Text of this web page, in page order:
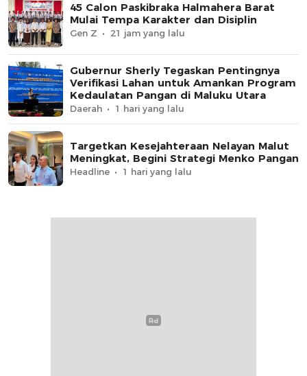
45 Calon Paskibraka Halmahera Barat
Mulai Tempa Karakter dan Disiplin
Gen Z 21 jam yang lalu
Gubernur Sherly Tegaskan Pentingnya
Verifikasi Lahan untuk Amankan Program
Kedaulatan Pangan di Maluku Utara
Daerah 1 hari yang lalu
Targetkan Kesejahteraan Nelayan Malut
Meningkat, Begini Strategi Menko Pangan
Headline 1 hari yang lalu